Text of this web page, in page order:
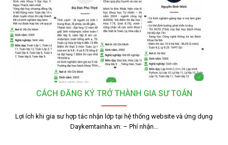
CÁCH ĐĂNG KÝ TRỞ THÀNH GIA SƯ TOÁN
Lợi ích khi gia sư hợp tác nhận lớp tại hệ thống website và ứng dụng
Daykemtainha.vn: – Phí nhận…